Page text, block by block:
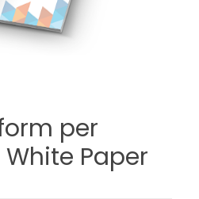
per
Paper